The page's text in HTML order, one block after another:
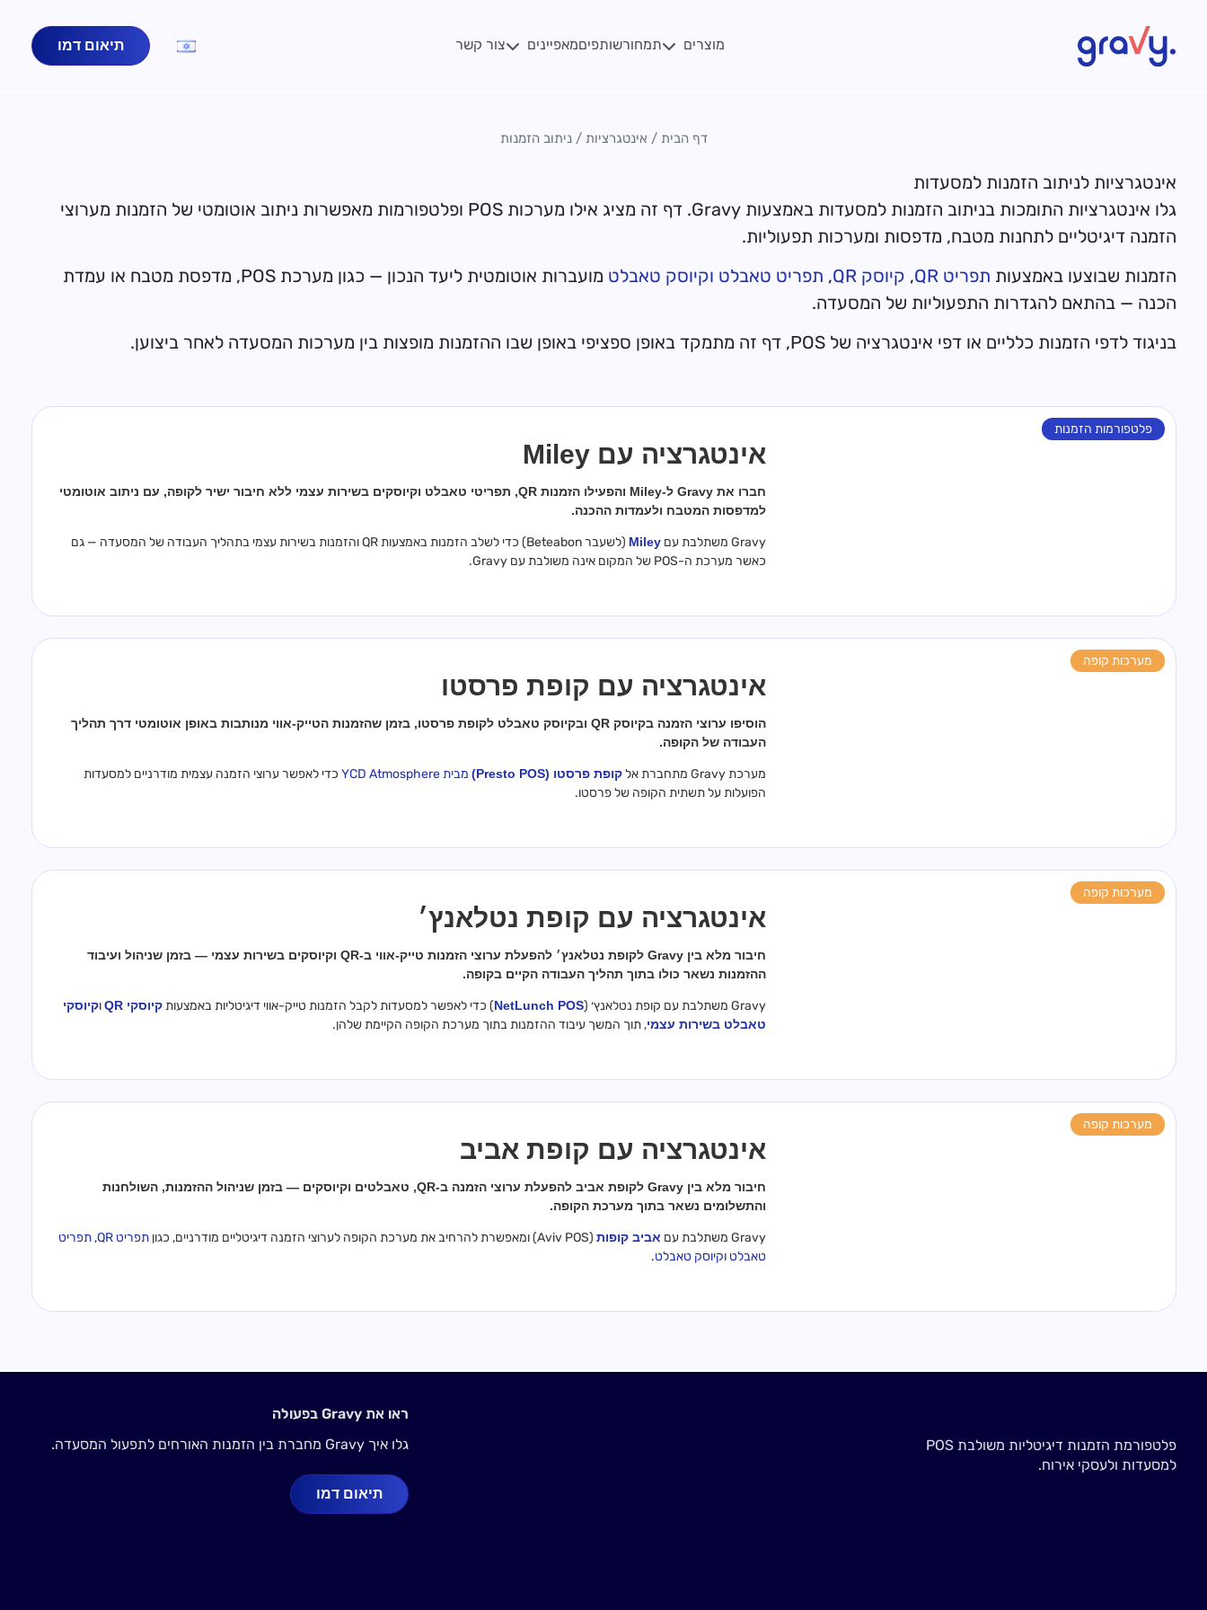
מוצרים תמחורשותפיםמאפיינים צור קשר תיאום דמו
דף הבית / אינטגרציות /ניתוב הזמנות
אינטגרציות לניתוב הזמנות למסעדות
גלו אינטגרציות התומכות בניתוב הזמנות למסעדות באמצעות Gravy. דף זה מציג אילו מערכות POS ופלטפורמות מאפשרות ניתוב אוטומטי של הזמנות מערוצי
הזמנה דיגיטליים לתחנות מטבח, מדפסות ומערכות תפעוליות.
הזמנות שבוצעו באמצעות תפריט QR , קיוסק QR , תפריט טאבלט וקיוסק טאבלט
מועברות אוטומטית ליעד הנכון — כגון מערכת POS, מדפסת מטבח או עמדת
הכנה — בהתאם להגדרות התפעוליות של המסעדה.
בניגוד לדפי הזמנות כלליים או דפי אינטגרציה של POS, דף זה מתמקד באופן ספציפי באופן שבו ההזמנות מופצות בין מערכות המסעדה לאחר ביצוען.
פלטפורמות הזמנות
אינטגרציה עם Miley
חברו את Gravy ל-Miley והפעילו הזמנות QR, תפריטי טאבלט וקיוסקים בשירות עצמי ללא חיבור ישיר לקופה, עם ניתוב אוטומטי
למדפסות המטבח ולעמדות ההכנה.
Gravy משתלבת עם Miley
(לשעבר Beteabon) כדי לשלב הזמנות באמצעות QR והזמנות בשירות עצמי בתהליך העבודה של המסעדה — גם
כאשר מערכת ה-POS של המקום אינה משולבת עם Gravy.
מערכות קופה
אינטגרציה עם קופת פרסטו
הוסיפו ערוצי הזמנה בקיוסק QR ובקיוסק טאבלט לקופת פרסטו, בזמן שהזמנות הטייק-אווי מנותבות באופן אוטומטי דרך תהליך
העבודה של הקופה.
מערכת Gravy מתחברת אל קופת פרסטו (Presto POS) מבית YCD Atmosphere
כדי לאפשר ערוצי הזמנה עצמית מודרניים למסעדות
הפועלות על תשתית הקופה של פרסטו.
מערכות קופה
אינטגרציה עם קופת נטלאנץ׳
חיבור מלא בין Gravy לקופת נטלאנץ׳ להפעלת ערוצי הזמנות טייק-אווי ב-QR וקיוסקים בשירות עצמי — בזמן שניהול ועיבוד
ההזמנות נשאר כולו בתוך תהליך העבודה הקיים בקופה.
Gravy משתלבת עם קופת נטלאנץ׳ ( NetLunch POS) כדי לאפשר למסעדות לקבל הזמנות טייק-אווי דיגיטליות באמצעותקיוסקי QR וקיוסקי
טאבלט בשירות עצמי, תוך המשך עיבוד ההזמנות בתוך מערכת הקופה הקיימת שלהן.
מערכות קופה
אינטגרציה עם קופת אביב
חיבור מלא בין Gravy לקופת אביב להפעלת ערוצי הזמנה ב-QR, טאבלטים וקיוסקים — בזמן שניהול ההזמנות, השולחנות
והתשלומים נשאר בתוך מערכת הקופה.
Gravy משתלבת עם אביב קופות (Aviv POS) ומאפשרת להרחיב את מערכת הקופה לערוצי הזמנה דיגיטליים מודרניים, כגון תפריט QR ,תפריט
טאבלט וקיוסק טאבלט.
פלטפורמת הזמנות דיגיטליות משולבת POS
למסעדות ולעסקי אירוח.
ראו את Gravy בפעולה
גלו איך Gravy מחברת בין הזמנות האורחים לתפעול המסעדה.
תיאום דמו